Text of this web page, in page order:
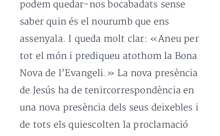
podem quedar-nos bocabadats sense
saber quin és el nourumb que ens
assenyala. I queda molt clar: «Aneu per
tot el món i prediqueu atothom la Bona
Nova de l’Evangeli.» La nova presència
de Jesús ha de tenircorrespondència en
una nova presència dels seus deixebles i
de tots els quiescolten la proclamació